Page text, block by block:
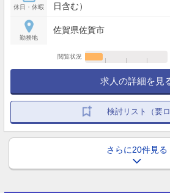
休日・休暇
日含む）
勤務地
佐賀県佐賀市
閲覧状況
求人の詳細を見
検討リスト（要ロ
さらに20件見る